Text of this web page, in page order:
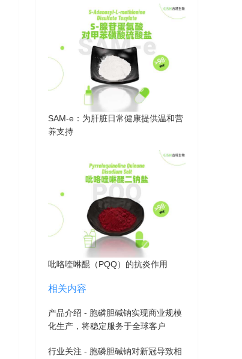
SAM-e：为肝脏日常健康提供温和营
养支持
吡咯喹啉醌（PQQ）的抗炎作用
相关内容
产品介绍 - 胞磷胆碱钠实现商业规模
化生产，将稳定服务于全球客户
行业关注 - 胞磷胆碱钠对新冠导致相